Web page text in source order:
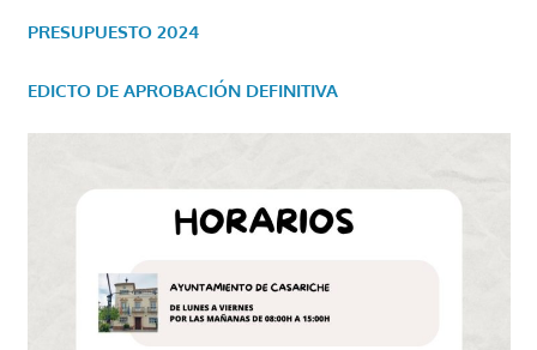
PRESUPUESTO 2024
EDICTO DE APROBACIÓN DEFINITIVA